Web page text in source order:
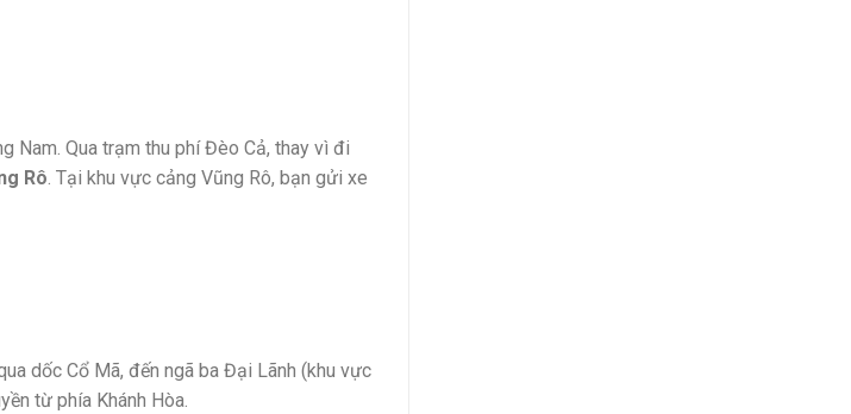
Nam. Qua trạm thu phí Đèo Cả, thay vì đi
Rô. Tại khu vực cảng Vũng Rô, bạn gửi xe
dốc Cổ Mã, đến ngã ba Đại Lãnh (khu vực
từ phía Khánh Hòa.